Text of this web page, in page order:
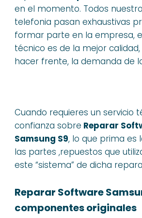
en el momento. Todos
telefonia pasan exhaustivas
formar parte en la empresa,
técnico es de la mejor
hacer frente, la demanda de
Cuando requieres un servicio
confianza sobre Reparar
Samsung S9, lo que prima es
las partes ,repuestos que
este “sistema” de dicha
Reparar Software
componentes originales